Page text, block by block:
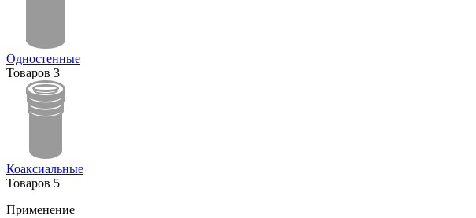
Одностенные
Товаров 3
Коаксиальные
Товаров 5
Применение